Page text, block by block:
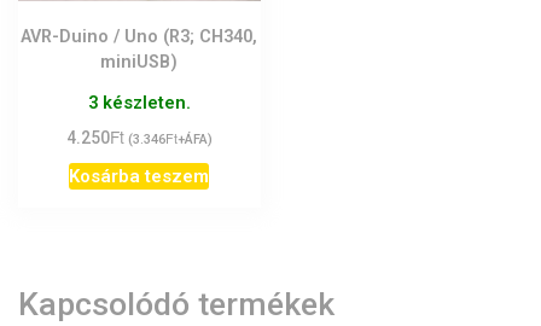
AVR-Duino / Uno (R3; CH340,
miniUSB)
3 készleten.
4.250Ft (3.346Ft+ÁFA)
Kosárba teszem
Kapcsolódó termékek